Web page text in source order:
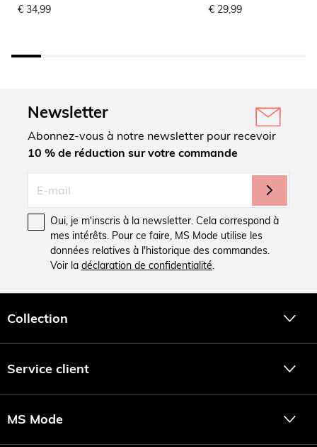
€ 34,99 € 29,99
Newsletter
Abonnez-vous à notre newsletter pour recevoir
10 % de réduction sur votre commande
Oui, je m'inscris à la newsletter. Cela correspond à
mes intérêts. Pour ce faire, MS Mode utilise les
données relatives à l'historique des commandes.
Voir la déclaration de confidentialité.
Collection
Service client
MS Mode